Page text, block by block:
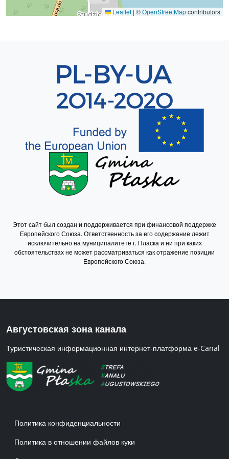
Leaflet | ©OpenStreetMapcontributors
Этот сайт был создан и поддерживается при финансовой поддержке
Европейского Союза. Ответственность за его содержание лежит
исключительно на муниципалитете г. Пласка и ни при каких
обстоятельствах не может рассматриваться как отражение позиции
Европейского Союза.
Августовская зона канала
Туристическая информационная интернет-платформа e-Canal
Menu w stopce 1 RU
Политика конфиденциальности
Политика в отношении файлов куки